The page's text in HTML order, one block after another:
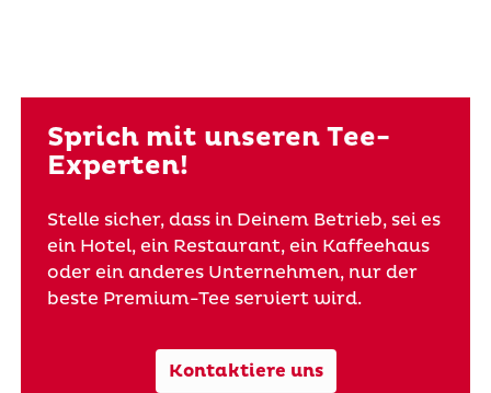
Sprich mit unseren Tee-
Experten!
Stelle sicher, dass in Deinem Betrieb, sei es
ein Hotel, ein Restaurant, ein Kaffeehaus
oder ein anderes Unternehmen, nur der
beste Premium-Tee serviert wird.
Kontaktiere uns